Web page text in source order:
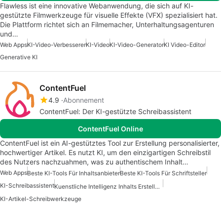
Flawless ist eine innovative Webanwendung, die sich auf KI-
gestützte Filmwerkzeuge für visuelle Effekte (VFX) spezialisiert hat.
Die Plattform richtet sich an Filmemacher, Unterhaltungsagenturen
und…
Web AppsKI-Video-VerbessererKI-VideoKI-Video-GeneratorKI Video-Editor
Generative KI
ContentFuel
4.9 Abonnement
ContentFuel: Der KI-gestützte Schreibassistent
ContentFuel Online
ContentFuel ist ein AI-gestütztes Tool zur Erstellung personalisierter,
hochwertiger Artikel. Es nutzt KI, um den einzigartigen Schreibstil
des Nutzers nachzuahmen, was zu authentischem Inhalt…
Web AppsBeste KI-Tools Für InhaltsanbieterBeste KI-Tools Für Schriftsteller
KI-Schreibassistent
Kuenstliche Intelligenz Inhalts Erstellungs Apps
KI-Artikel-Schreibwerkzeuge